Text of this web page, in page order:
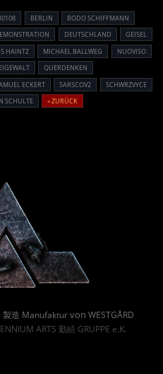
BERLIN
BODO SCHIFFMANN
DEUTSCHLAND
GEISEL
HAINTZ MICHAEL BALLWEG
NUOVISO
QUERDENKEN
ECKERT SARSCOV2
SCHWRZVYCE
SCHULTE
« ZURÜCK
製造 Manufakturvon WESTGÅRD
ARTS 勤続 GRUPPE e.K.
By :